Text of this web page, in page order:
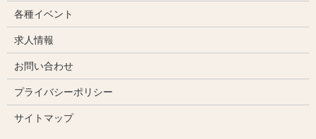
各種イベント
求人情報
お問い合わせ
プライバシーポリシー
サイトマップ